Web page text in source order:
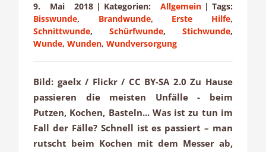
9. Mai 2018 | Kategorien: Allgemein | Tags:
Bisswunde, Brandwunde, Erste Hilfe,
Schnittwunde, Schürfwunde, Stichwunde,
Wunde, Wunden, Wundversorgung
Bild: gaelx / Flickr / CC BY-SA 2.0 Zu Hause
passieren die meisten Unfälle - beim
Putzen, Kochen, Basteln... Was ist zu tun im
Fall der Fälle? Schnell ist es passiert – man
rutscht beim Kochen mit dem Messer ab,